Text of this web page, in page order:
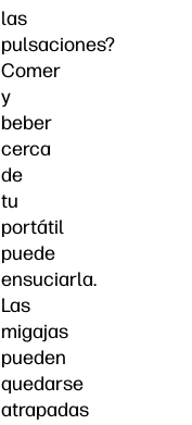
las
pulsaciones?
Comer
y
beber
cerca
de
tu
portátil
puede
ensuciarla.
Las
migajas
pueden
quedarse
atrapadas